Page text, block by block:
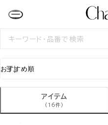
検
アイテム
(16件)